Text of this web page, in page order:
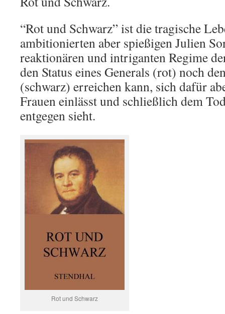
“Rot und Schwarz” ist die tragische
ambitionierten aber spießigen Julien
reaktionären und intriganten Regime
den Status eines Generals (rot) noch
(schwarz) erreichen kann, sich dafür
Frauen einlässt und schließlich dem
entgegen sieht.
Rot und Schwarz